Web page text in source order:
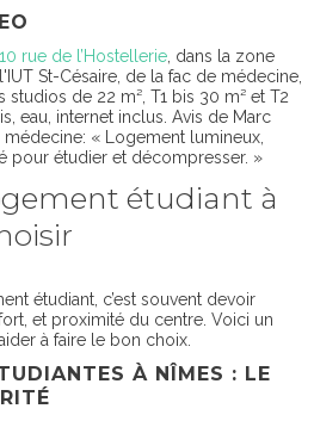
rue de l’Hostellerie , dans la zone
St-Césaire, de la fac de médecine,
studios de 22 m², T1 bis 30 m² et T2
eau, internet inclus. Avis de Marc
« Logement lumineux,
pour étudier et décompresser. »
étudiant à
étudiant, c’est souvent devoir
et proximité du centre. Voici un
à faire le bon choix.
À NÎMES : LE